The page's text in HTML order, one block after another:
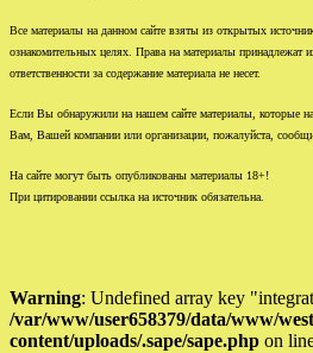
Все материалы на данном сайте взяты из открытых
ознакомительных целях. Права на материалы принадлежат
ответственности за содержание материала не несет.
Если Вы обнаружили на нашем сайте материалы, которые
Вам, Вашей компании или организации, пожалуйста,
На сайте могут быть опубликованы материалы 18+!
При цитировании ссылка на источник обязательна.
Warning: Undefined array key
/var/www/user658379/data/www/
content/uploads/.sape/sape.php on